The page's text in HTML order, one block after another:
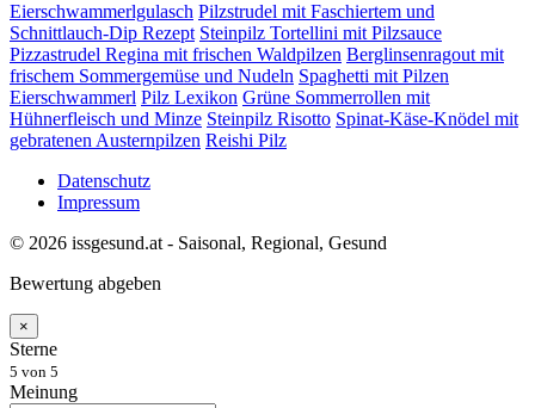
Eierschwammerlgulasch Pilzstrudel mit Faschiertem und
Schnittlauch-Dip Rezept Steinpilz Tortellini mit Pilzsauce
Pizzastrudel Regina mit frischen Waldpilzen Berglinsenragout mit
frischem Sommergemüse und Nudeln Spaghetti mit Pilzen
Eierschwammerl Pilz Lexikon Grüne Sommerrollen mit
Hühnerfleisch und Minze Steinpilz Risotto Spinat-Käse-Knödel mit
gebratenen Austernpilzen Reishi Pilz
Datenschutz
Impressum
© 2026 issgesund.at - Saisonal, Regional, Gesund
Bewertung abgeben
×
Sterne
5 von 5
Meinung